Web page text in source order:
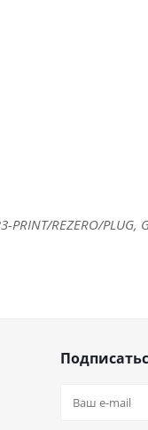
REZERO/PLUG,